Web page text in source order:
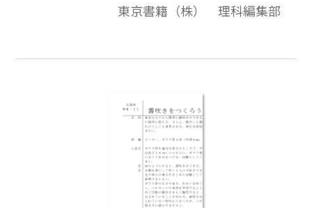
しょうか？今回は電磁波について説明しま
でしょう。皆さんはプラスの電気を持った
うことは，よく知っていますね。この時，
それぞれの物質が周りの空間に作っている
電気的な影響力を及ぼしている空間を電界
といいます。また，磁石のＮ極とＳ極が引き
合うことは小さな子供でも知っていますが
このＮ極とＳ極のまわりにできている磁石
東京書籍（株） 理科編集部